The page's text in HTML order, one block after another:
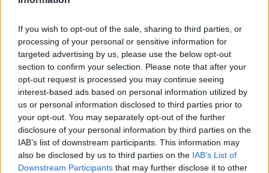
If you wish to opt-out of the sale, sharing to third parties, or
processing of your personal or sensitive information for
targeted advertising by us, please use the below opt-out
section to confirm your selection. Please note that after your
opt-out request is processed you may continue seeing
interest-based ads based on personal information utilized by
us or personal information disclosed to third parties prior to
your opt-out. You may separately opt-out of the further
disclosure of your personal information by third parties on the
IAB’s list of downstream participants. This information may
also be disclosed by us to third parties on the IAB’s List of
Downstream Participants that may further disclose it to other
a niespodzianki i wybrali najsłabszą spośród tej czwórki
drużynę, czyli Team Liquid. Mecz pomiędzy tymi dwoma
formacjami zostanie rozegrany już w piątek o godzinie
12:00. W sobotnim starciu zmierzą się za to zawodnicy
SK telecom T1 oraz G2 Esports. Przed tym pojedynkiem
będziemy musieli ustawić budziki na nieco wcześniejszą
godzinę, bo gracze wyjdą na scenę już o 9:00.
Niedzielny finał pomiędzy wygranymi tych dwóch
spotkań również rozpocznie się trzy godziny przed
południem.